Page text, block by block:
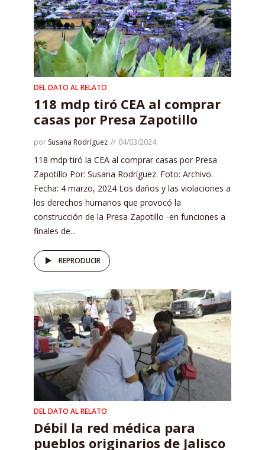
DEL DATO AL RELATO
118 mdp tiró CEA al comprar
casas por Presa Zapotillo
por Susana Rodríguez 04/03/2024
118 mdp tiró la CEA al comprar casas por Presa
Zapotillo Por: Susana Rodríguez. Foto: Archivo.
Fecha: 4 marzo, 2024 Los daños y las violaciones a
los derechos humanos que provocó la
construcción de la Presa Zapotillo -en funciones a
finales de...
REPRODUCIR
DEL DATO AL RELATO
Débil la red médica para
pueblos originarios de Jalisco